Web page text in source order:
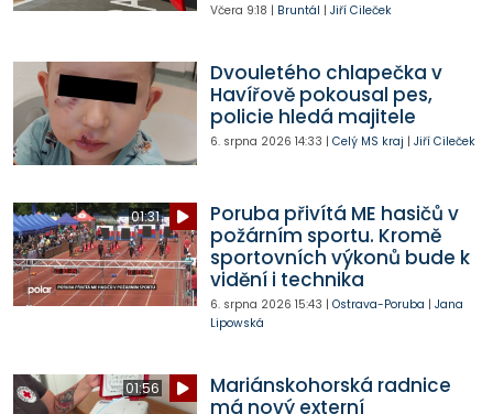
Včera 9:18 | Bruntál | Jiří Cileček
Dvouletého chlapečka v
Havířově pokousal pes,
policie hledá majitele
6. srpna 2026 14:33 | Celý MS kraj | Jiří Cileček
01:31
Poruba přivítá ME hasičů v
požárním sportu. Kromě
sportovních výkonů bude k
vidění i technika
6. srpna 2026 15:43 | Ostrava-Poruba | Jana
Lipowská
01:56
Mariánskohorská radnice
má nový externí